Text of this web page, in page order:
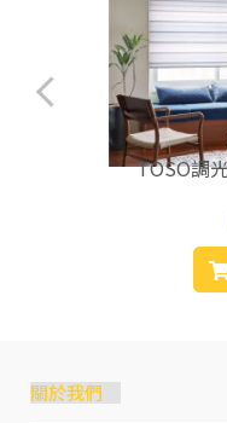
TOSO調
關於我們